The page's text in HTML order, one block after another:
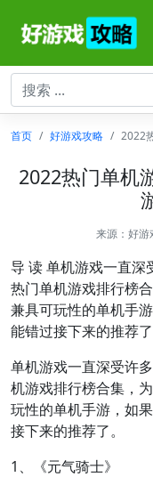
首页 好游戏攻略 2022
2022热门单机
来源： 好游
导 读 单机游戏一直深
热门单机游戏排行榜
兼具可玩性的单机手
能错过接下来的推荐
单机游戏一直深受许
机游戏排行榜合集，
玩性的单机手游，如
接下来的推荐了。
1、《元气骑士》